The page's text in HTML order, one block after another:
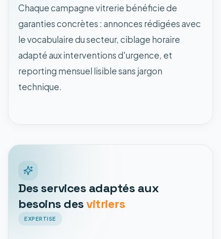
Chaque campagne vitrerie bénéficie de
garanties concrètes : annonces rédigées avec
le vocabulaire du secteur, ciblage horaire
adapté aux interventions d'urgence, et
reporting mensuel lisible sans jargon
technique.
Des services adaptés aux
besoins des vitriers
EXPERTISE